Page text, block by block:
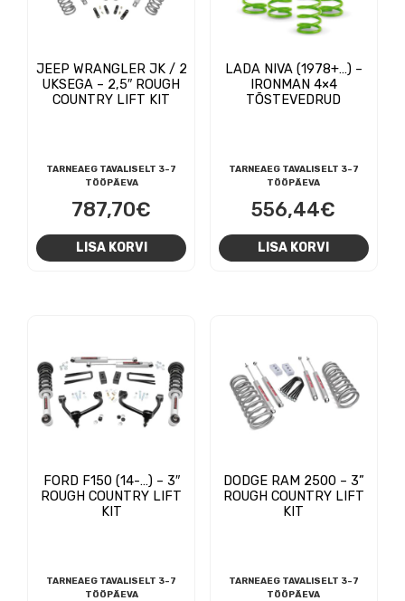
JEEP WRANGLER JK / 2
UKSEGA – 2,5″ ROUGH
COUNTRY LIFT KIT
TARNEAEG TAVALISELT 3-7
TÖÖPÄEVA
787,70€
LISA KORVI
LADA NIVA (1978+…) –
IRONMAN 4×4
TÕSTEVEDRUD
TARNEAEG TAVALISELT 3-7
TÖÖPÄEVA
556,44€
LISA KORVI
FORD F150 (14-…) – 3″
ROUGH COUNTRY LIFT
KIT
TARNEAEG TAVALISELT 3-7
TÖÖPÄEVA
DODGE RAM 2500 – 3”
ROUGH COUNTRY LIFT
KIT
TARNEAEG TAVALISELT 3-7
TÖÖPÄEVA